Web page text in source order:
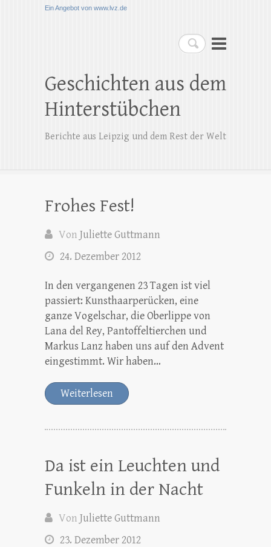
Ein Angebot von www.lvz.de
Suchen
Geschichten aus dem
Hinterstübchen
Berichte aus Leipzig und dem Rest der Welt
Frohes Fest!
Von Juliette Guttmann
24. Dezember 2012
In den vergangenen 23 Tagen ist viel
passiert: Kunsthaarperücken, eine
ganze Vogelschar, die Oberlippe von
Lana del Rey, Pantoffeltierchen und
Markus Lanz haben uns auf den Advent
eingestimmt. Wir haben…
Weiterlesen
Da ist ein Leuchten und
Funkeln in der Nacht
Von Juliette Guttmann
23. Dezember 2012